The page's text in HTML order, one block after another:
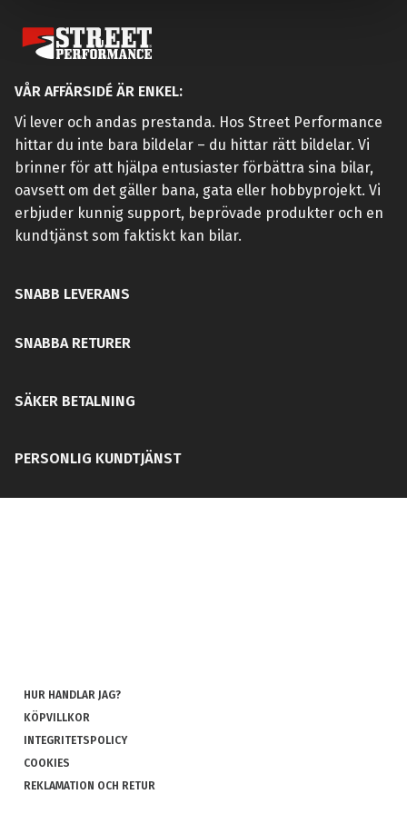
VÅR AFFÄRSIDÉ ÄR ENKEL:
Vi lever och andas prestanda. Hos Street Performance
hittar du inte bara bildelar – du hittar rätt bildelar. Vi
brinner för att hjälpa entusiaster förbättra sina bilar,
oavsett om det gäller bana, gata eller hobbyprojekt. Vi
erbjuder kunnig support, beprövade produkter och en
kundtjänst som faktiskt kan bilar.
SNABB LEVERANS
SNABBA RETURER
SÄKER BETALNING
PERSONLIG KUNDTJÄNST
HUR HANDLAR JAG?
KÖPVILLKOR
INTEGRITETSPOLICY
COOKIES
REKLAMATION OCH RETUR